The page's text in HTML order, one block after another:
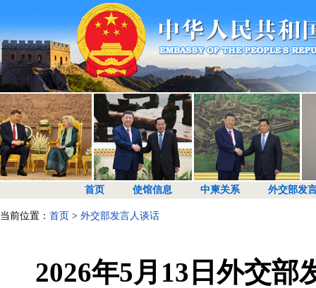
首页 使馆信息 中柬关系 外交部发
当前位置： 首页 > 外交部发言人谈话
2026年5月13日外交